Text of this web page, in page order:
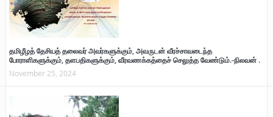
தமிழீழத் தேசியத் தலைவர் அவர்களுக்கும், அவருடன் வீரச்சாவடைந்த
போராளிகளுக்கும், தளபதிகளுக்கும், வீரவணக்கத்தைச் செலுத்த வேண்டும்.-நிலவன் .
November 25, 2024